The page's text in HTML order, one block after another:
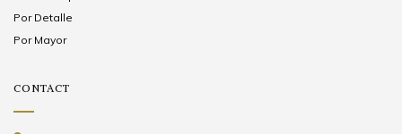
Por Detalle
Por Mayor
CONTACT